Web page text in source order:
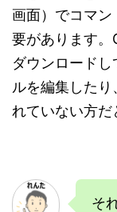
画面）でコマ
要があります
ダウンロード
ルを編集した
れていない方だ
そ